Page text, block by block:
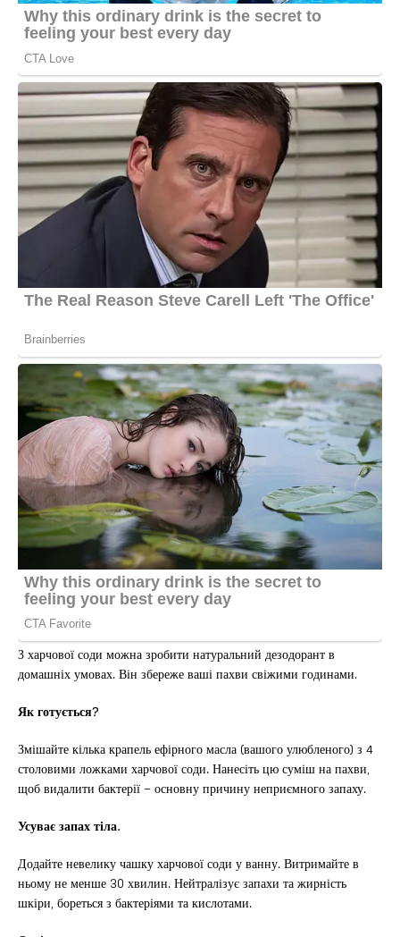
З харчової соди можна зробити натуральний дезодорант в
домашніх умовах. Він збереже ваші пахви свіжими годинами.
Як готується?
Змішайте кілька крапель ефірного масла (вашого улюбленого) з 4
столовими ложками харчової соди. Нанесіть цю суміш на пахви,
щоб видалити бактерії – основну причину неприємного запаху.
Усуває запах тіла.
Додайте невелику чашку харчової соди у ванну. Витримайте в
ньому не менше 30 хвилин. Нейтралізує запахи та жирність
шкіри, бореться з бактеріями та кислотами.